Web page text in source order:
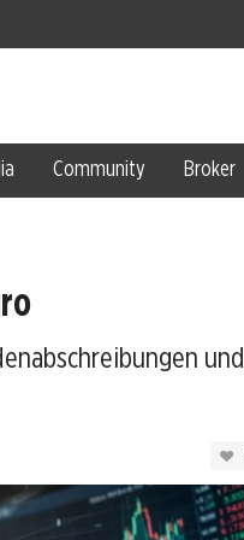
Community Broker
und